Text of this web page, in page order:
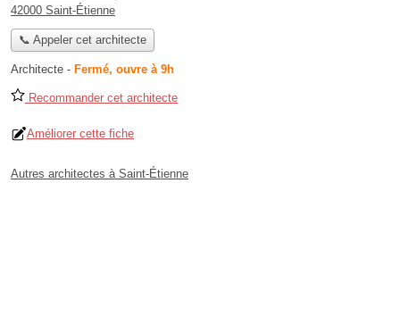
42000 Saint-Étienne
📞 Appeler cet architecte
Architecte - Fermé, ouvre à 9h
Recommander cet architecte
Améliorer cette fiche
Autres architectes à Saint-Étienne